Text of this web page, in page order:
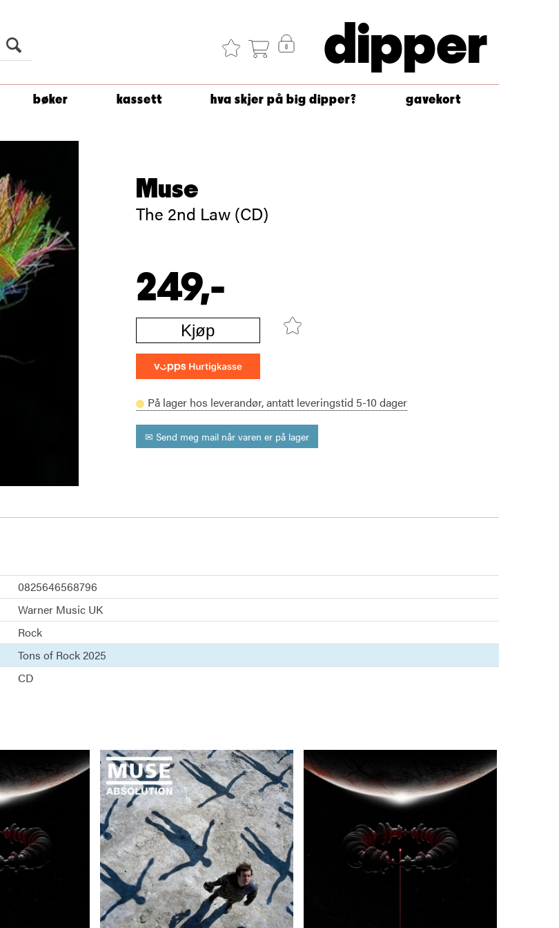
dipper
bøker kassett hva skjer på big dipper? gavekort
Muse
The 2nd Law (CD)
249,-
Kjøp
På lager hos leverandør,antatt leveringstid 5-10 dager
✉ Send meg mail når varen er på lager
0825646568796
Warner Music UK
Rock
Tons of Rock 2025
CD